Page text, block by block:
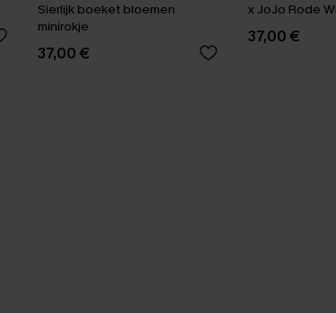
Sierlijk boeket bloemen
minirokje
37,00 €
x JoJo Rode
37,00 €